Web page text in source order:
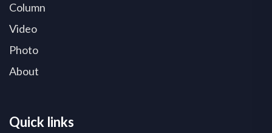
Column
Video
Photo
About
Quick links